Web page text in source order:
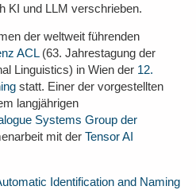
KI und LLM verschrieben.
der weltweit führenden
ACL(63. Jahrestagung der
Linguistics) in Wien der 12.
statt. Einer der vorgestellten
langjährigen
Systems Group der
mit der Tensor AI
Identification and Naming